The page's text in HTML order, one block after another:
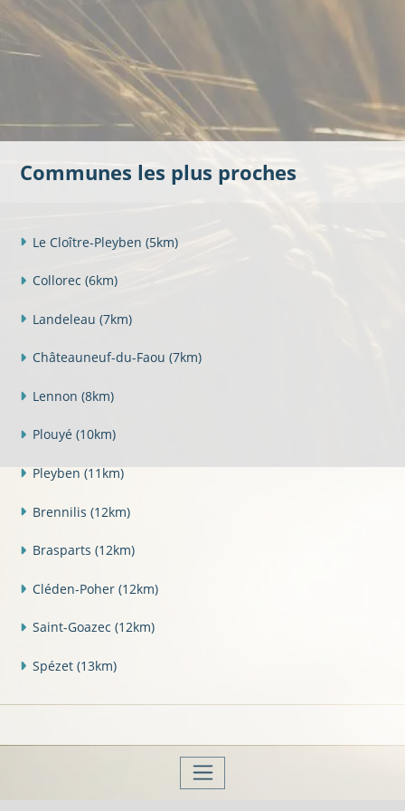
Communes les plus proches
Le Cloître-Pleyben (5km)
Collorec (6km)
Landeleau (7km)
Châteauneuf-du-Faou (7km)
Lennon (8km)
Plouyé (10km)
Pleyben (11km)
Brennilis (12km)
Brasparts (12km)
Cléden-Poher (12km)
Saint-Goazec (12km)
Spézet (13km)